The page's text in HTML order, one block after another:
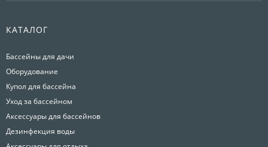
КАТАЛОГ
Бассейны для дачи
Оборудование
Купол для бассейна
Уход за бассейном
Аксессуары для бассейнов
Дезинфекция воды